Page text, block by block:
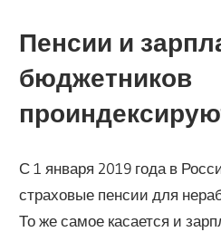
Пенсии и
бюджетников
С 1 января 2019 года в
страховые пенсии для
То же самое касается и